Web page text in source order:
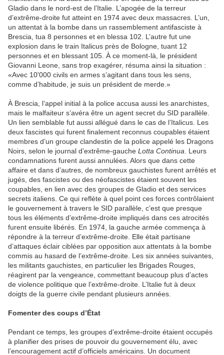
Gladio dans le nord-est de l’Italie. L’apogée de la terreur
d’extrême-droite fut atteint en 1974 avec deux massacres. L’un,
un attentat à la bombe dans un rassemblement antifasciste à
Brescia, tua 8 personnes et en blessa 102. L’autre fut une
explosion dans le train Italicus près de Bologne, tuant 12
personnes et en blessant 105. À ce moment-là, le président
Giovanni Leone, sans trop exagérer, résuma ainsi la situation :
«Avec 10'000 civils en armes s’agitant dans tous les sens,
comme d’habitude, je suis un président de merde.»
À Brescia, l’appel initial à la police accusa aussi les anarchistes,
mais le malfaiteur s’avéra être un agent secret du SID parallèle.
Un lien semblable fut aussi allégué dans le cas de l’Italicus. Les
deux fascistes qui furent finalement reconnus coupables étaient
membres d’un groupe clandestin de la police appelé les Dragons
Noirs, selon le journal d’extrême-gauche Lotta Continua . Leurs
condamnations furent aussi annulées. Alors que dans cette
affaire et dans d’autres, de nombreux gauchistes furent arrêtés et
jugés, des fascistes ou des néofascistes étaient souvent les
coupables, en lien avec des groupes de Gladio et des services
secrets italiens. Ce qui reflète à quel point ces forces contrôlaient
le gouvernement à travers le SID parallèle, c’est que presque
tous les éléments d’extrême-droite impliqués dans ces atrocités
furent ensuite libérés. En 1974, la gauche armée commença à
répondre à la terreur d’extrême-droite. Elle était partisane
d’attaques éclair ciblées par opposition aux attentats à la bombe
commis au hasard de l’extrême-droite. Les six années suivantes,
les militants gauchistes, en particulier les Brigades Rouges,
réagirent par la vengeance, commettant beaucoup plus d’actes
de violence politique que l’extrême-droite. L’Italie fut à deux
doigts de la guerre civile pendant plusieurs années.
Fomenter des coups d’État
Pendant ce temps, les groupes d’extrême-droite étaient occupés
à planifier des prises de pouvoir du gouvernement élu, avec
l’encouragement actif d’officiels américains. Un document